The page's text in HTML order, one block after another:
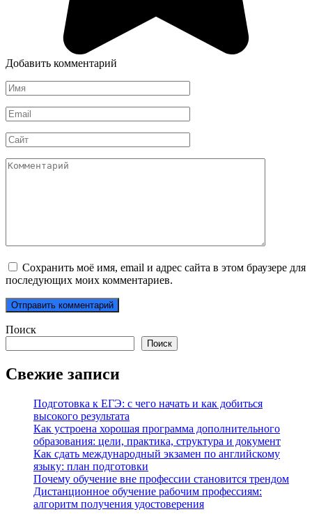
Добавить комментарий
Имя
*
Email
*
Сайт
Комментарий
Сохранить моё имя, email и адрес сайта в этом браузере для
последующих моих комментариев.
Поиск
Поиск
Свежие записи
Подготовка к ЕГЭ: с чего начать и как добиться
высокого результата
Как устроена хорошая программа дополнительного
образования: цели, практика, структура и документ
Как сдать международный экзамен по английскому
языку: план подготовки
Почему обучение вне профессии становится трендом
Дистанционное обучение рабочим профессиям:
алгоритм получения удостоверения